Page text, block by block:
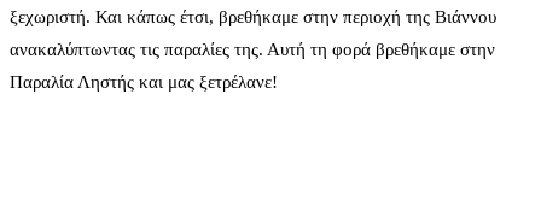
ξεχωριστή. Και κάπως έτσι, βρεθήκαμε στην περιοχή της Βιάννου
ανακαλύπτωντας τις παραλίες της. Αυτή τη φορά βρεθήκαμε στην
Παραλία Ληστής και μας ξετρέλανε!